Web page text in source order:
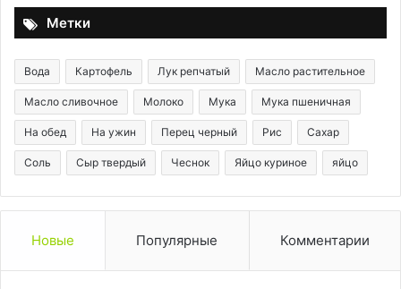
Метки
Вода Картофель Лук репчатый Масло растительное
Масло сливочное Молоко Мука Мука пшеничная
На обед На ужин Перец черный Рис Сахар
Соль Сыр твердый Чеснок Яйцо куриное яйцо
Новые Популярные Комментарии